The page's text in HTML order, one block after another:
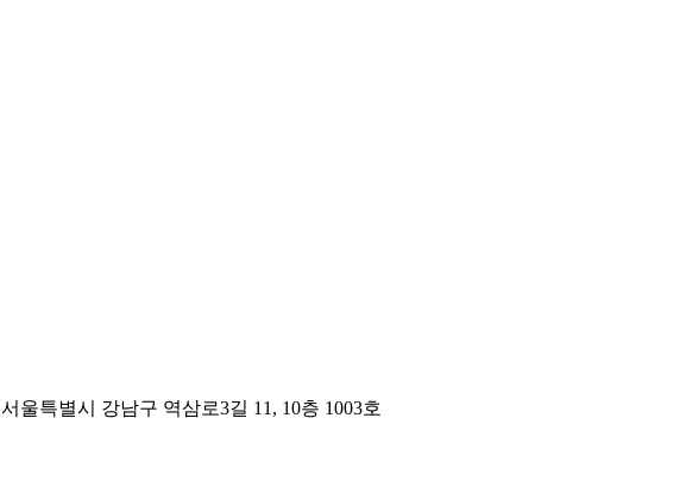
서울특별시 강남구 역삼로3길 11, 10층 1003호